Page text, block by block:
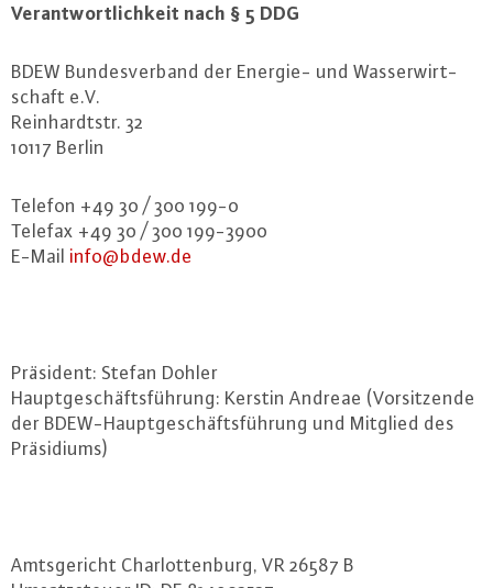
Ver­ant­wort­lich­keit nach § 5 DDG
BDEW Bun­des­ver­band der Energie- und Was­ser­wirt­
schaft e.V.
Rein­hardt­str. 32
10117 Berlin
Telefon +49 30 / 300 199-0
Telefax +49 30 / 300 199-3900
E-Mail info@​bdew.​de
Präsident: Stefan Dohler
Haupt­ge­schäfts­füh­rung: Kerstin Andreae (Vor­sit­zen­de
der BDEW-Haupt­ge­schäfts­füh­rung und Mitglied des
Prä­si­di­ums)
Amts­ge­richt Char­lot­ten­burg, VR 26587 B